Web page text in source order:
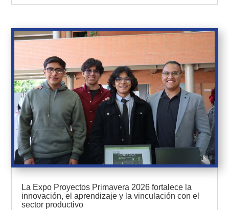
La Expo Proyectos Primavera 2026 fortalece la
innovación, el aprendizaje y la vinculación con el
sector productivo